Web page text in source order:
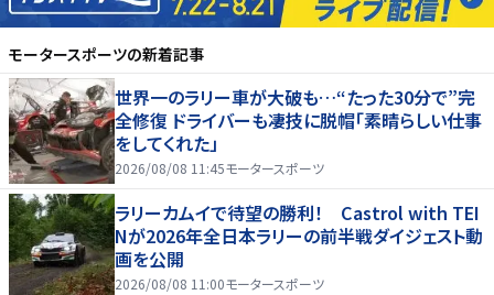
モータースポーツの新着記事
世界一のラリー車が大破も…“たった30分で”完
全修復 ドライバーも凄技に脱帽「素晴らしい仕事
をしてくれた」
2026/08/08 11:45モータースポーツ
ラリーカムイで待望の勝利！ Castrol with TEI
Nが2026年全日本ラリーの前半戦ダイジェスト動
画を公開
2026/08/08 11:00モータースポーツ